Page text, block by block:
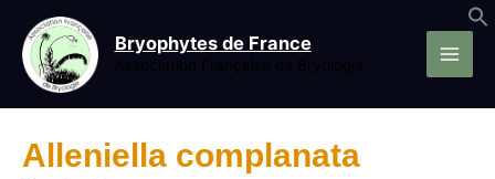
contenu
Bryophytes de France
Alleniella complanata